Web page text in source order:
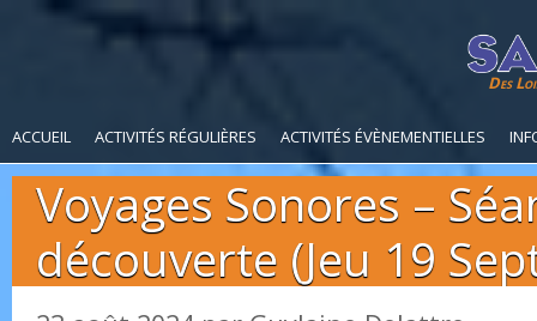
Des
ACCUEIL ACTIVITÉS RÉGULIÈRES ACTIVITÉS ÉVÈNEMENTIELLES
Voyages Sonores –
découverte (Jeu 19